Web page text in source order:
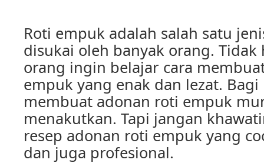
Roti empuk adalah salah satu
disukai oleh banyak orang. Tidak
orang ingin belajar cara
empuk yang enak dan lezat.
membuat adonan roti empuk
menakutkan. Tapi jangan
resep adonan roti empuk yang
dan juga profesional.